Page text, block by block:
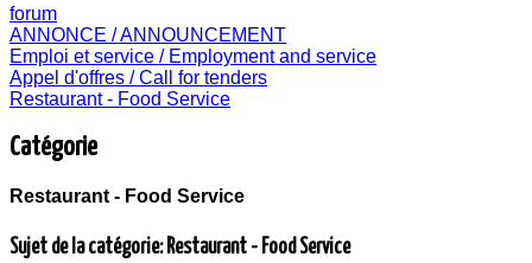
forum
ANNONCE / ANNOUNCEMENT
Emploi et service / Employment and service
Appel d'offres / Call for tenders
Restaurant - Food Service
Catégorie
Restaurant - Food Service
Sujet de la catégorie: Restaurant - Food Service